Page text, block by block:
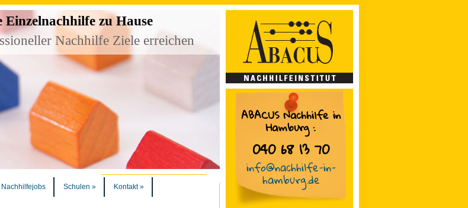
ABACUS Nachhilfe in
Hamburg:
040 68 13 70
info@nachhilfe-in-
hamburg.de
zu Hause
Nachhilfe Ziele erreichen
Nachhilfejobs Schulen » Kontakt»